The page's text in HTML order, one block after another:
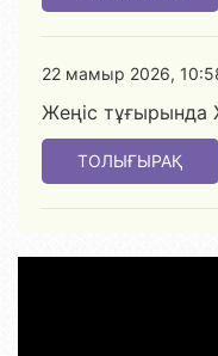
22 мамыр 2026,
Жеңіс
ТОЛЫҒЫРАҚ